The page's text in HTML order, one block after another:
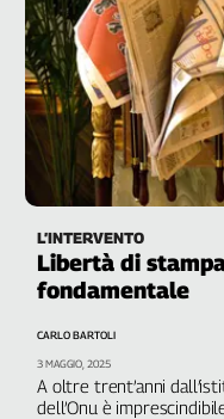
L’INTERVENTO
Libertà di
fondamentale
A oltre trent’anni
dell’Onu è
CARLO BARTOLI
3 MAGGIO, 2025